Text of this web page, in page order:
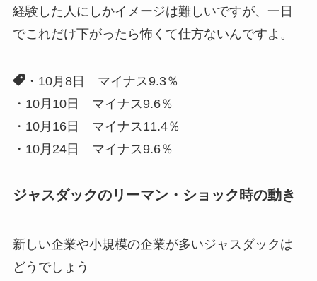
経験した人にしかイメージは難しいですが、一日
でこれだけ下がったら怖くて仕方ないんですよ。
・10月8日 マイナス9.3％
・10月10日 マイナス9.6％
・10月16日 マイナス11.4％
・10月24日 マイナス9.6％
ジャスダックのリーマン・ショック時の動き
新しい企業や小規模の企業が多いジャスダックは
どうでしょう